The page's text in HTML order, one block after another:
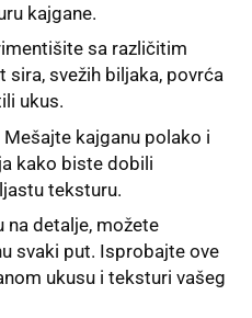
kajgane.
sa različitim
svežih biljaka, povrća
ukus.
Mešajte kajganu polako i
kako biste dobili
teksturu.
na detalje, možete
svaki put. Isprobajte ove
ukusu i teksturi vašeg